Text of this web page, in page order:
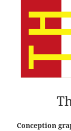
Conception